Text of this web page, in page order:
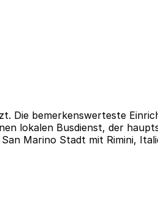
bemerkenswerteste
lokalen Busdienst, der
Marino Stadt mit Rimini,